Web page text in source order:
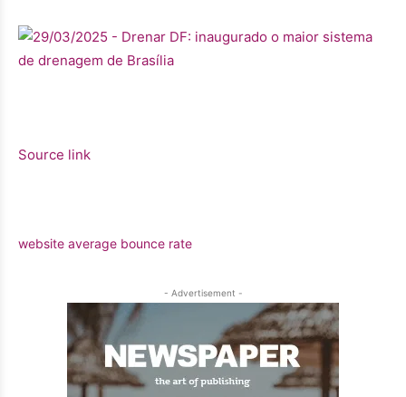
Source link
website average bounce rate
- Advertisement -